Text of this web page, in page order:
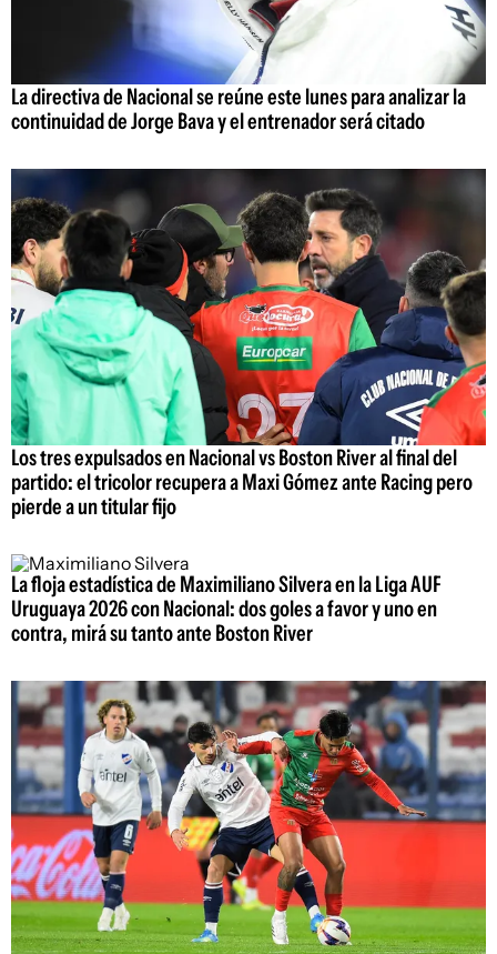
La directiva de Nacional se reúne este lunes para analizar la
continuidad de Jorge Bava y el entrenador será citado
Los tres expulsados en Nacional vs Boston River al final del
partido: el tricolor recupera a Maxi Gómez ante Racing pero
pierde a un titular fijo
La floja estadística de Maximiliano Silvera en la Liga AUF
Uruguaya 2026 con Nacional: dos goles a favor y uno en
contra, mirá su tanto ante Boston River